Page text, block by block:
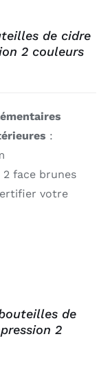
de cidre
2 couleurs
:
2 face brunes
votre
de
2